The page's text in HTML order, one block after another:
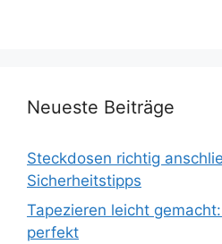
Neueste Beiträge
Steckdosen richtig
Sicherheitstipps
Tapezieren leicht
perfekt